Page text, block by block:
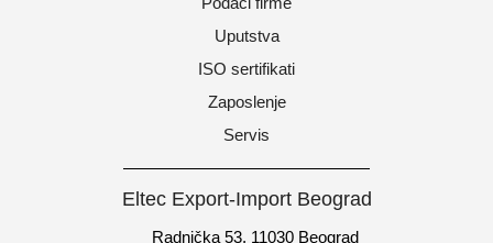
Uputstva
ISO sertifikati
Zaposlenje
Servis
Eltec Export-Import Beograd
Radnička 53, 11030 Beograd